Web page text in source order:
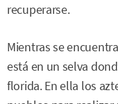
recuperarse.
Mientras se
está en un selva
florida. En ella los